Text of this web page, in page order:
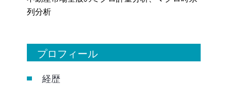
列分析
プロフィール
経歴